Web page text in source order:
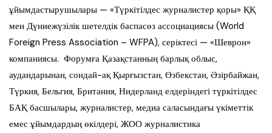
ұйымдастырушылары — «Түркітілдес журналистер қоры» ҚҚ
мен Дүниежүзілік шетелдік баспасөз ассоциациясы (World
Foreign Press Association – WFPA), серіктесі — «Шеврон»
компаниясы. Форумға Қазақстанның барлық облыс,
аудандарынан, сондай-ақ Қырғызстан, Өзбекстан, Әзірбайжан,
Түркия, Бельгия, Британия, Нидерланд елдеріндегі түркітілдес
БАҚ басшылары, журналистер, медиа саласындағы үкіметтік
емес ұйымдардың өкілдері, ЖОО журналистика